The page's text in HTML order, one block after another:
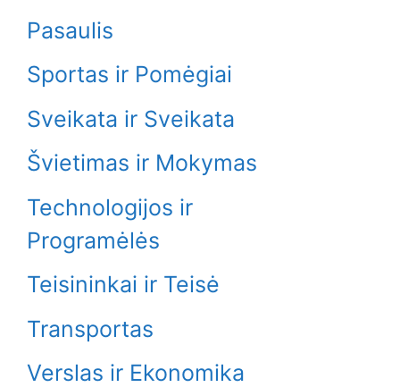
Pasaulis
Sportas ir Pomėgiai
Sveikata ir Sveikata
Švietimas ir Mokymas
Technologijos ir
Programėlės
Teisininkai ir Teisė
Transportas
Verslas ir Ekonomika